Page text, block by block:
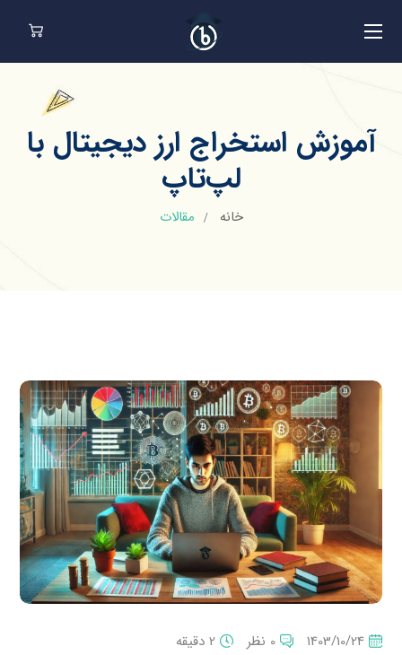
آموزش استخراج ارز دیجیتال با
لپ‌تاپ
خانه مقالات
1403/10/24 0 نظر 2 دقیقه